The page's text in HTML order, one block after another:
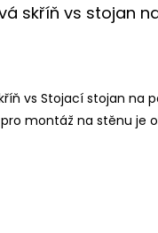
skříň vs stojan
vs Stojací stojan na
montáž na stěnu je